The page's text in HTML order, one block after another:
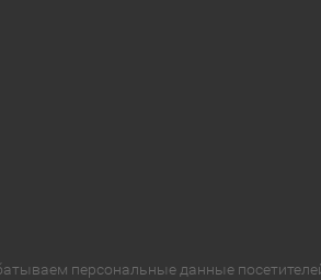
персональные данные